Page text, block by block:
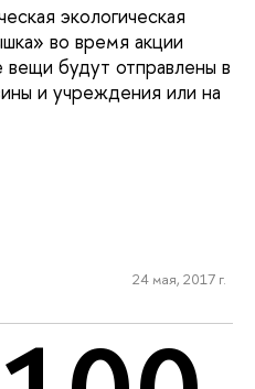
экологическая
во время акции
будут отправлены в
и учреждения или на
24 мая, 2017 г.